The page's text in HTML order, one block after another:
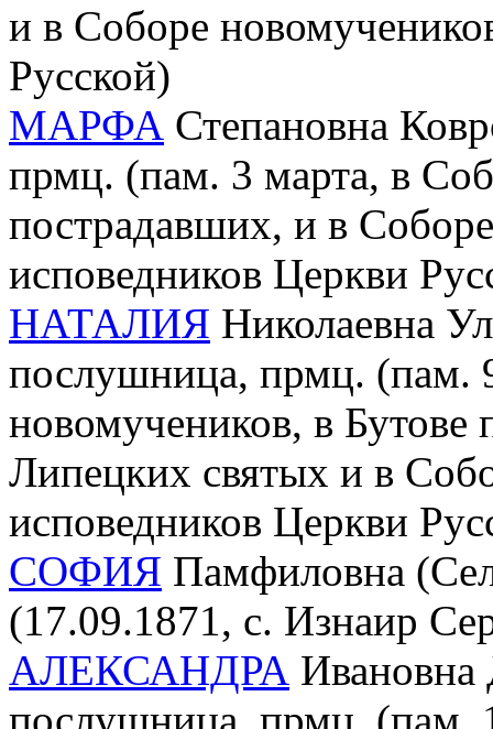
и в Соборе
Русской)
МАРФА Степановна
прмц. (пам. 3 марта, в
пострадавших, и в
исповедников Церкви
НАТАЛИЯ Николаевна
послушница, прмц. (пам.
новомучеников, в
Липецких святых и в
исповедников Церкви
СОФИЯ Памфиловна
(17.09.1871, с. Изнаир
АЛЕКСАНДРА Ивановна
послушница, прмц. (пам.